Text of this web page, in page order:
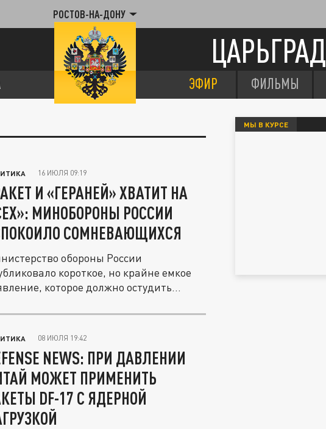
РОСТОВ-НА-ДОНУ
ЦАРЬГРАД
ЭФИР ФИЛЬМЫ
16 ИЮЛЯ 09:19
И «ГЕРАНЕЙ» ХВАТИТ НА
МИНОБОРОНЫ РОССИИ
СОМНЕВАЮЩИХСЯ
обороны России
короткое, но крайне емкое
которое должно остудить
08 ИЮЛЯ 19:42
NEWS: ПРИ ДАВЛЕНИИ
МОЖЕТ ПРИМЕНИТЬ
DF-17 С ЯДЕРНОЙ
МЫ В КУРСЕ